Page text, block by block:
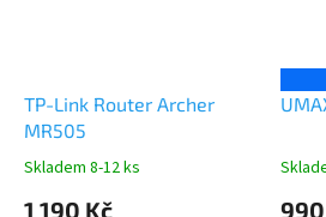
TP-Link Router Archer
MR505
Skladem 8-12 ks
1 190 Kč